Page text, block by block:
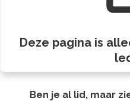
Deze pagina is
Ben je al lid, maar